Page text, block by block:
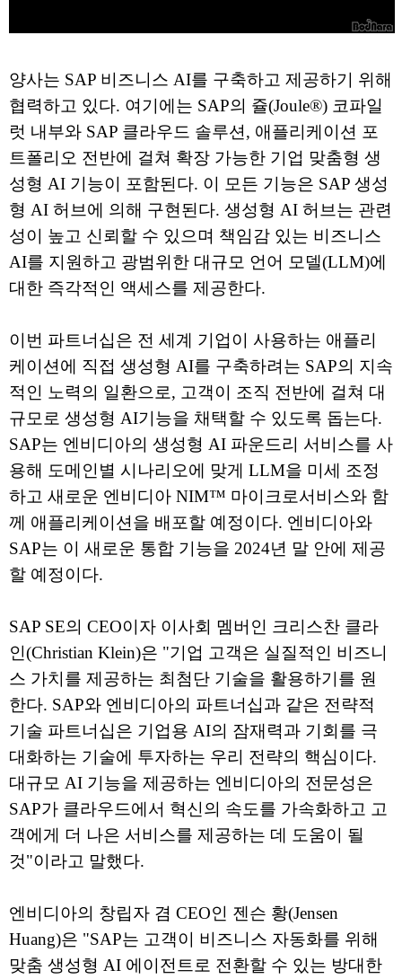
양사는 SAP 비즈니스 AI를 구축하고 제공하기 위해
협력하고 있다. 여기에는 SAP의 쥴(Joule®) 코파일
럿 내부와 SAP 클라우드 솔루션, 애플리케이션 포
트폴리오 전반에 걸쳐 확장 가능한 기업 맞춤형 생
성형 AI 기능이 포함된다. 이 모든 기능은 SAP 생성
형 AI 허브에 의해 구현된다. 생성형 AI 허브는 관련
성이 높고 신뢰할 수 있으며 책임감 있는 비즈니스
AI를 지원하고 광범위한 대규모 언어 모델(LLM)에
대한 즉각적인 액세스를 제공한다.
이번 파트너십은 전 세계 기업이 사용하는 애플리
케이션에 직접 생성형 AI를 구축하려는 SAP의 지속
적인 노력의 일환으로, 고객이 조직 전반에 걸쳐 대
규모로 생성형 AI기능을 채택할 수 있도록 돕는다.
SAP는 엔비디아의 생성형 AI 파운드리 서비스를 사
용해 도메인별 시나리오에 맞게 LLM을 미세 조정
하고 새로운 엔비디아 NIM™ 마이크로서비스와 함
께 애플리케이션을 배포할 예정이다. 엔비디아와
SAP는 이 새로운 통합 기능을 2024년 말 안에 제공
할 예정이다.
SAP SE의 CEO이자 이사회 멤버인 크리스찬 클라
인(Christian Klein)은 "기업 고객은 실질적인 비즈니
스 가치를 제공하는 최첨단 기술을 활용하기를 원
한다. SAP와 엔비디아의 파트너십과 같은 전략적
기술 파트너십은 기업용 AI의 잠재력과 기회를 극
대화하는 기술에 투자하는 우리 전략의 핵심이다.
대규모 AI 기능을 제공하는 엔비디아의 전문성은
SAP가 클라우드에서 혁신의 속도를 가속화하고 고
객에게 더 나은 서비스를 제공하는 데 도움이 될
것"이라고 말했다.
엔비디아의 창립자 겸 CEO인 젠슨 황(Jensen
Huang)은 "SAP는 고객이 비즈니스 자동화를 위해
맞춤 생성형 AI 에이전트로 전환할 수 있는 방대한